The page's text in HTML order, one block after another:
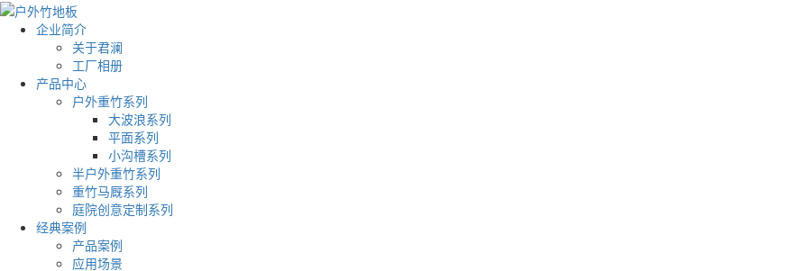
企业简介
关于君澜
工厂相册
产品中心
户外重竹系列
大波浪系列
平面系列
小沟槽系列
半户外重竹系列
重竹马厩系列
庭院创意定制系列
经典案例
产品案例
应用场景